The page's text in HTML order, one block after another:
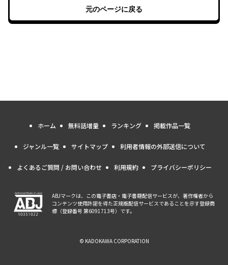
元のページに戻る
ホーム 無料話増量 ランキング 掲載作品一覧
ジャンル一覧 サイトマップ 利用者情報の外部送信について
よくあるご質問 / お問い合わせ 利用規約 プライバシーポリシー
ABJマークは、この電子書店・電子書籍配信サービスが、著作権者から
コンテンツ使用許諾を得た正規版配信サービスであることを示す登録商
標（登録番号 第6091713号）です。
© KADOKAWA CORPORATION